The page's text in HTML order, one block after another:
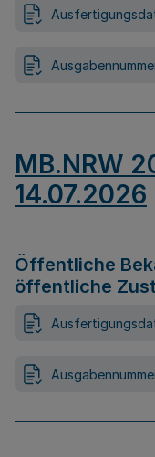
MB.NRW
14.07.2026
Öffentliche
öffentliche